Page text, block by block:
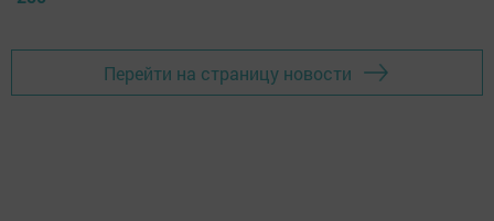
Перейти на страницу новости